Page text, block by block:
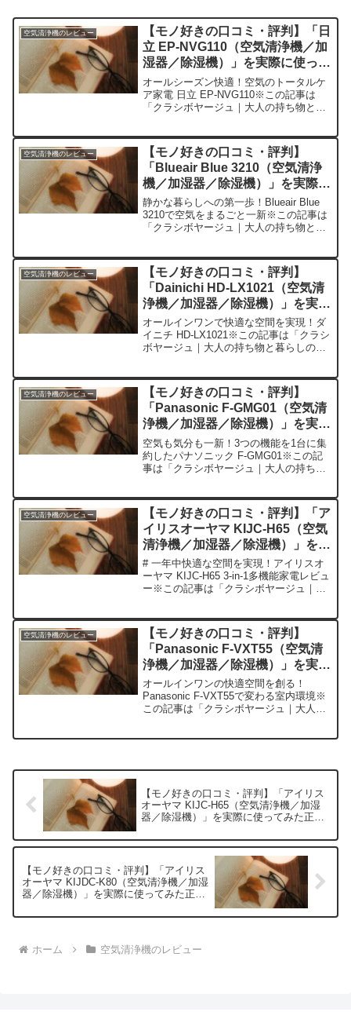
空気清浄機のレビュー
【モノ好きの口コミ・評判】「日
立 EP-NVG110（空気清浄機／加
湿器／除湿機）」を実際に使って
みた正直感想
オールシーズン快適！空気のトータルケ
ア家電 日立 EP-NVG110※この記事は
「クラシボヤージュ｜大人の持ち物と暮
編集部が紹介したいのが「日立 EP-
NVG110」で...
空気清浄機のレビュー
【モノ好きの口コミ・評判】
「Blueair Blue 3210（空気清浄
機／加湿器／除湿機）」を実際に
使ってみた正直感想
静かな暮らしへの第一歩！Blueair Blue
3210で空気をまるごと一新※この記事は
「クラシボヤージュ｜大人の持ち物と暮
編集部が紹介したいのが「Blueair B...
空気清浄機のレビュー
【モノ好きの口コミ・評判】
「Dainichi HD-LX1021（空気清
浄機／加湿器／除湿機）」を実際
に使ってみた正直感想
オールインワンで快適な空間を実現！ダ
イニチ HD-LX1021※この記事は「クラシ
ボヤージュ｜大人の持ち物と暮らしの探
紹介したいのが「ダイニチ HD-LX1021」
です...
空気清浄機のレビュー
【モノ好きの口コミ・評判】
「Panasonic F-GMG01（空気清
浄機／加湿器／除湿機）」を実際
に使ってみた正直感想
空気も気分も一新！3つの機能を1台に集
約したパナソニック F-GMG01※この記
事は「クラシボヤージュ｜大人の持ち物
日、編集部が紹介したいのが「パナソニ
ック F-GMG...
空気清浄機のレビュー
【モノ好きの口コミ・評判】「ア
イリスオーヤマ KIJC-H65（空気
清浄機／加湿器／除湿機）」を実
際に使ってみた正直感想
# 一年中快適な空間を実現！アイリスオ
ーヤマ KIJC-H65 3-in-1多機能家電レビュ
ー※この記事は「クラシボヤージュ｜大
の口コミ今日、編集部が紹介したいのが
「ア...
空気清浄機のレビュー
【モノ好きの口コミ・評判】
「Panasonic F-VXT55（空気清
浄機／加湿器／除湿機）」を実際
に使ってみた正直感想
オールインワンの快適空間を創る！
Panasonic F-VXT55で変わる室内環境※
この記事は「クラシボヤージュ｜大人の
【モノ好きの口コミ・評判】「アイリス
オーヤマ KIJC-H65（空気清浄機／加湿
器／除湿機）」を実際に使ってみた正直
【モノ好きの口コミ・評判】「アイリス
オーヤマ KIJDC-K80（空気清浄機／加湿
器／除湿機）」を実際に使ってみた正直
ホーム 空気清浄機のレビュー